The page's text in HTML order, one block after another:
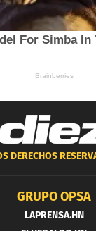
DERECHOS
GRUPO OPSA
LAPRENSA.HN